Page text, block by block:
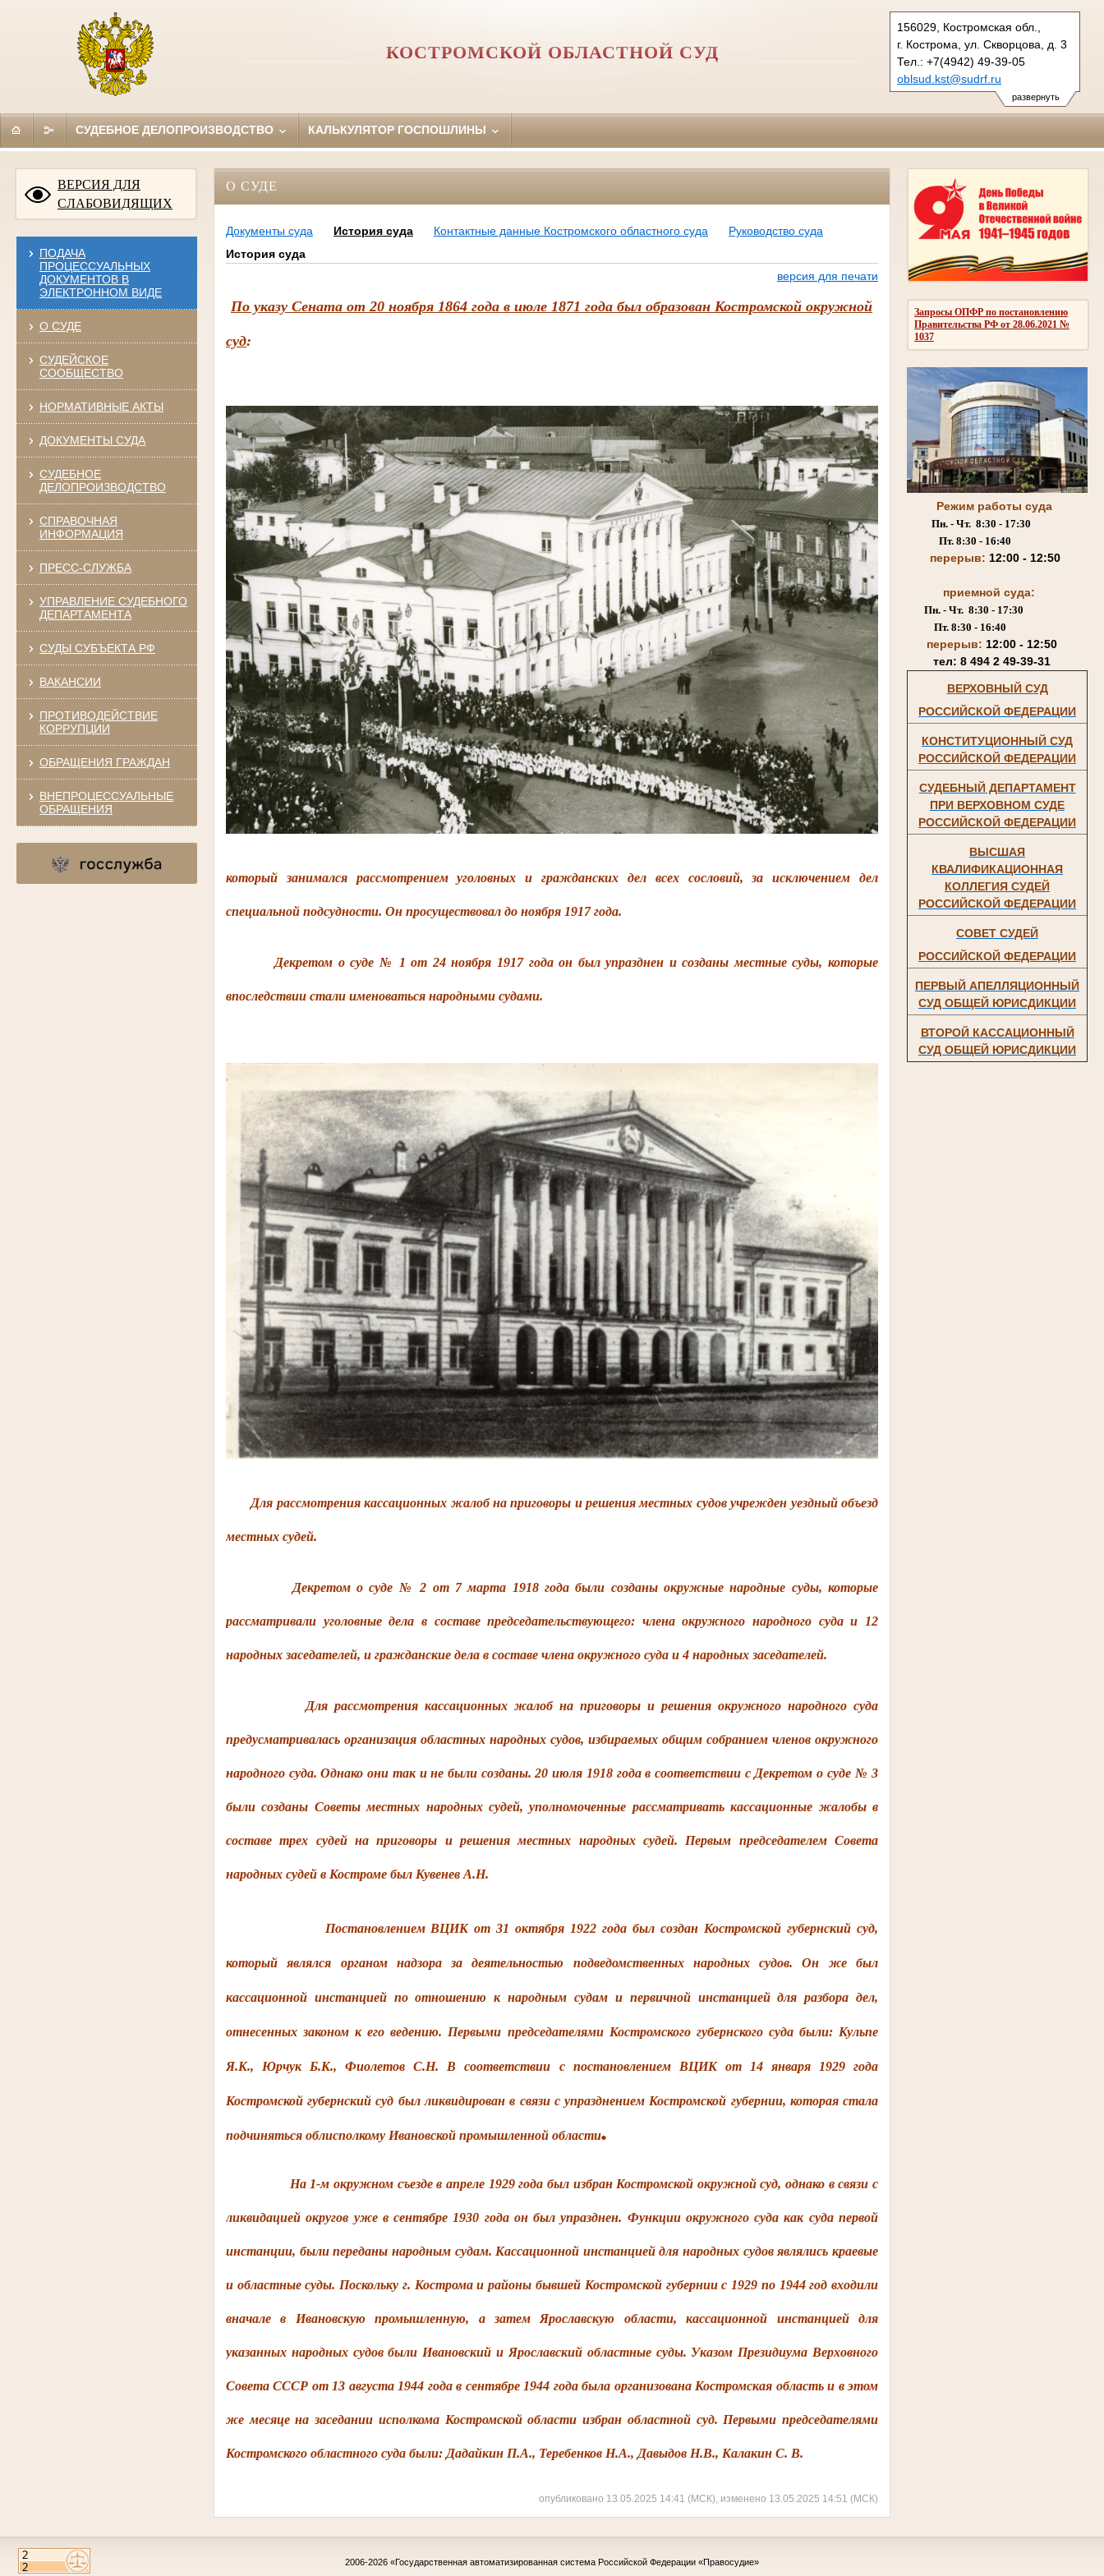
развернуть
156029, Костромская обл.,
г. Кострома, ул. Скворцова, д. 3
Тел.: +7(4942) 49-39-05
oblsud.kst@sudrf.ru
показать на карте
КОСТРОМСКОЙ ОБЛАСТНОЙ СУД
СУДЕБНОЕ ДЕЛОПРОИЗВОДСТВО КАЛЬКУЛЯТОР ГОСПОШЛИНЫ
ВЕРСИЯ ДЛЯ
СЛАБОВИДЯЩИХ
ПОДАЧА
ПРОЦЕССУАЛЬНЫХ
ДОКУМЕНТОВ В
ЭЛЕКТРОННОМ ВИДЕ
О СУДЕ
СУДЕЙСКОЕ
СООБЩЕСТВО
НОРМАТИВНЫЕ АКТЫ
ДОКУМЕНТЫ СУДА
СУДЕБНОЕ
ДЕЛОПРОИЗВОДСТВО
СПРАВОЧНАЯ
ИНФОРМАЦИЯ
ПРЕСС-СЛУЖБА
УПРАВЛЕНИЕ СУДЕБНОГО
ДЕПАРТАМЕНТА
СУДЫ СУБЪЕКТА РФ
ВАКАНСИИ
ПРОТИВОДЕЙСТВИЕ
КОРРУПЦИИ
ОБРАЩЕНИЯ ГРАЖДАН
ВНЕПРОЦЕССУАЛЬНЫЕ
ОБРАЩЕНИЯ
Запросы ОПФР по постановлению
Правительства РФ от 28.06.2021 №
1037
Режим работы суда
Пн. - Чт. 8:30 - 17:30
Пт. 8:30 - 16:40
перерыв: 12:00 - 12:50
приемной суда:
Пн. - Чт. 8:30 - 17:30
Пт. 8:30 - 16:40
перерыв: 12:00 - 12:50
тел: 8 494 2 49-39-31
ВЕРХОВНЫЙ СУД
РОССИЙСКОЙ ФЕДЕРАЦИИ
КОНСТИТУЦИОННЫЙ СУД
РОССИЙСКОЙ ФЕДЕРАЦИИ
СУДЕБНЫЙ ДЕПАРТАМЕНТ
ПРИ ВЕРХОВНОМ СУДЕ
РОССИЙСКОЙ ФЕДЕРАЦИИ
ВЫСШАЯ
КВАЛИФИКАЦИОННАЯ
КОЛЛЕГИЯ СУДЕЙ
РОССИЙСКОЙ ФЕДЕРАЦИИ
СОВЕТ СУДЕЙ
РОССИЙСКОЙ ФЕДЕРАЦИИ
ПЕРВЫЙ АПЕЛЛЯЦИОННЫЙ
СУД ОБЩЕЙ ЮРИСДИКЦИИ
ВТОРОЙ КАССАЦИОННЫЙ
СУД ОБЩЕЙ ЮРИСДИКЦИИ
О СУДЕ
Документы суда История суда Контактные данные Костромского областного суда
Руководство суда
История суда
версия для печати
По указу Сената от 20 ноября 1864 года в июле 1871 года был образован Костромской окружной
суд:
который занимался рассмотрением уголовных и гражданских дел всех сословий, за исключением дел
специальной подсудности. Он просуществовал до ноября 1917 года.
Декретом о суде № 1 от 24 ноября 1917 года он был упразднен и созданы местные суды, которые
впоследствии стали именоваться народными судами.
Для рассмотрения кассационных жалоб на приговоры и решения местных судов учрежден уездный объезд
местных судей.
Декретом о суде № 2 от 7 марта 1918 года были созданы окружные народные суды, которые
рассматривали уголовные дела в составе председательствующего: члена окружного народного суда и 12
народных заседателей, и гражданские дела в составе члена окружного суда и 4 народных заседателей.
Для рассмотрения кассационных жалоб на приговоры и решения окружного народного суда
предусматривалась организация областных народных судов, избираемых общим собранием членов окружного
народного суда. Однако они так и не были созданы. 20 июля 1918 года в соответствии с Декретом о суде № 3
были созданы Советы местных народных судей, уполномоченные рассматривать кассационные жалобы в
составе трех судей на приговоры и решения местных народных судей. Первым председателем Совета
народных судей в Костроме был Кувенев А.Н.
Постановлением ВЦИК от 31 октября 1922 года был создан Костромской губернский суд,
который являлся органом надзора за деятельностью подведомственных народных судов. Он же был
кассационной инстанцией по отношению к народным судам и первичной инстанцией для разбора дел,
отнесенных законом к его ведению. Первыми председателями Костромского губернского суда были: Кульпе
Я.К., Юрчук Б.К., Фиолетов С.Н. В соответствии с постановлением ВЦИК от 14 января 1929 года
Костромской губернский суд был ликвидирован в связи с упразднением Костромской губернии, которая стала
подчиняться облисполкому Ивановской промышленной области.
На 1-м окружном съезде в апреле 1929 года был избран Костромской окружной суд, однако в связи с
ликвидацией округов уже в сентябре 1930 года он был упразднен. Функции окружного суда как суда первой
инстанции, были переданы народным судам. Кассационной инстанцией для народных судов являлись краевые
и областные суды. Поскольку г. Кострома и районы бывшей Костромской губернии с 1929 по 1944 год входили
вначале в Ивановскую промышленную, а затем Ярославскую области, кассационной инстанцией для
указанных народных судов были Ивановский и Ярославский областные суды. Указом Президиума Верховного
Совета СССР от 13 августа 1944 года в сентябре 1944 года была организована Костромская область и в этом
же месяце на заседании исполкома Костромской области избран областной суд. Первыми председателями
Костромского областного суда были: Дадайкин П.А., Теребенков Н.А., Давыдов Н.В., Калакин С. В.
опубликовано 13.05.2025 14:41 (МСК), изменено 13.05.2025 14:51 (МСК)
2006-2026 «Государственная автоматизированная система Российской Федерации «Правосудие»